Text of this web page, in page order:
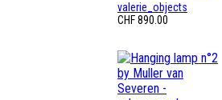
valerie_objects
CHF890.00